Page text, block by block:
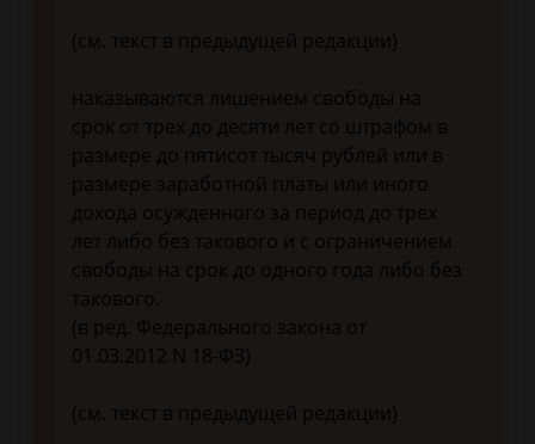
(см. текст в предыдущей редакции)
наказываются лишением свободы на
срок от трех до десяти лет со штрафом в
размере до пятисот тысяч рублей или в
размере заработной платы или иного
дохода осужденного за период до трех
лет либо без такового и с ограничением
свободы на срок до одного года либо без
такового.
(в ред. Федерального закона от
01.03.2012 N 18-ФЗ)
(см. текст в предыдущей редакции)